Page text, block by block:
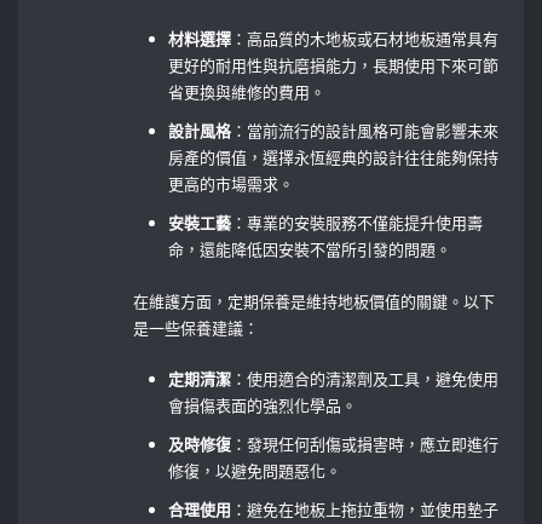
材料選擇 ：高品質的木地板或石材地板通常具有
更好的耐用性與抗磨損能力，長期使用下來可節
省更換與維修的費用。
設計風格 ：當前流行的設計風格可能會影響未來
房產的價值，選擇永恆經典的設計往往能夠保持
更高的市場需求。
安裝工藝 ：專業的安裝服務不僅能提升使用壽
命，還能降低因安裝不當所引發的問題。
在維護方面，定期保養是維持地板價值的關鍵。以下
是一些保養建議：
定期清潔 ：使用適合的清潔劑及工具，避免使用
會損傷表面的強烈化學品。
及時修復 ：發現任何刮傷或損害時，應立即進行
修復，以避免問題惡化。
合理使用 ：避免在地板上拖拉重物，並使用墊子